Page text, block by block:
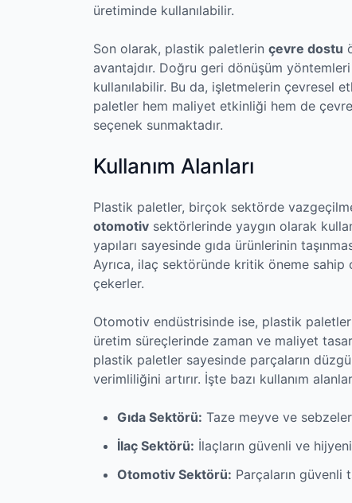
üretiminde kullanılabilir.
Son olarak, plastik paletlerin çevre dostu
avantajdır. Doğru geri dönüşüm
kullanılabilir. Bu da, işletmelerin çevresel
paletler hem maliyet etkinliği hem de
seçenek sunmaktadır.
Kullanım Alanları
Plastik paletler, birçok sektörde
otomotiv sektörlerinde yaygın olarak
yapıları sayesinde gıda ürünlerinin
Ayrıca, ilaç sektöründe kritik öneme
çekerler.
Otomotiv endüstrisinde ise, plastik paletler
üretim süreçlerinde zaman ve maliyet
plastik paletler sayesinde parçaların
verimliliğini artırır. İşte bazı kullanım
Gıda Sektörü: Taze meyve ve
İlaç Sektörü: İlaçların güvenli ve
Otomotiv Sektörü: Parçaların güvenli